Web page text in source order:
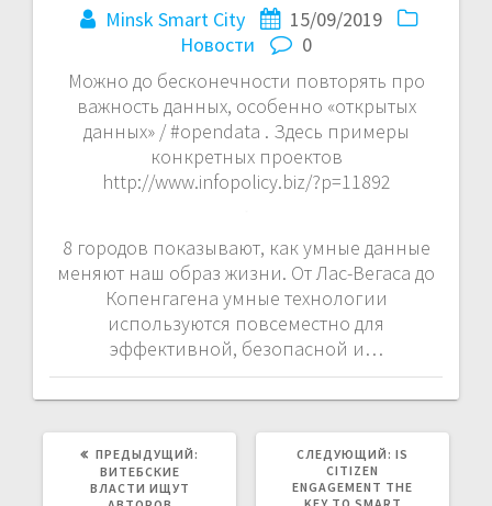
Minsk Smart City
15/09/2019
Новости
0
Можно до бесконечности повторять про
важность данных, особенно «открытых
данных» / #opendata . Здесь примеры
конкретных проектов
http://www.infopolicy.biz/?p=11892
8 городов показывают, как умные данные
меняют наш образ жизни. От Лас-Вегаса до
Копенгагена умные технологии
используются повсеместно для
эффективной, безопасной и…
ПРЕДЫДУЩИЙ:
ВИТЕБСКИЕ
ВЛАСТИ ИЩУТ
СЛЕДУЮЩИЙ: СЛЕДУЮЩАЯ
IS
CITIZEN
ENGAGEMENT THE